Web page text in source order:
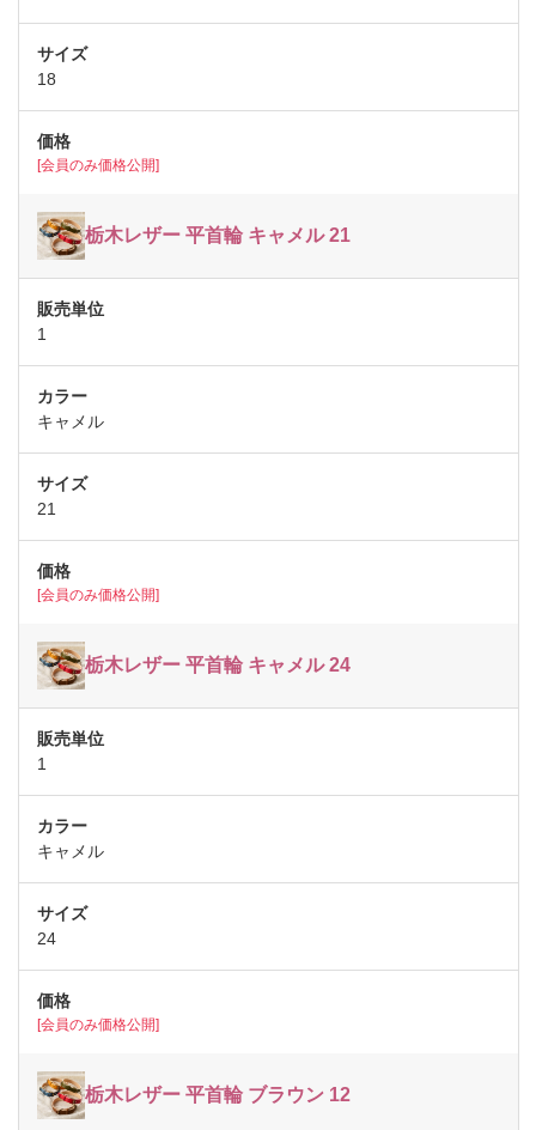
18
[会員のみ価格公開]
栃木レザー 平首輪 キャメル 21
1
キャメル
21
[会員のみ価格公開]
栃木レザー 平首輪 キャメル 24
1
キャメル
24
[会員のみ価格公開]
栃木レザー 平首輪 ブラウン 12